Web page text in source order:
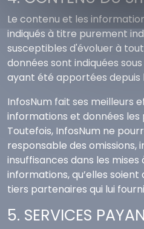
Le contenu et les
indiqués à titre purement
susceptibles d'évoluer à
données sont indiquées
ayant été apportées depuis
InfosNum fait ses meilleurs
informations et données les
Toutefois, InfosNum ne
responsable des omissions,
insuffisances dans les mises
informations, qu’elles
tiers partenaires qui lui
5. SERVICES